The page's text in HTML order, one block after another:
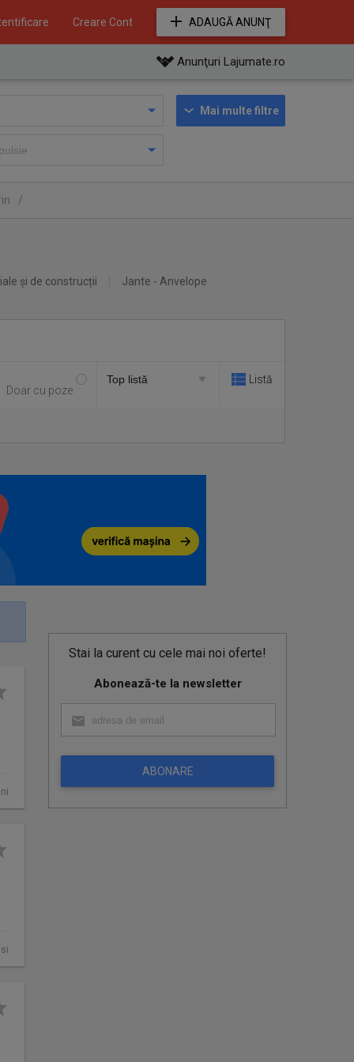
Creare Cont ADAUGĂ ANUNŢ
Anunţuri Lajumate.ro
Mai multe filtre
/
și de construcții Jante - Anvelope
Doar cu poze
Listă
Stai la curent cu cele mai noi oferte!
Abonează-te la newsletter
ABONARE